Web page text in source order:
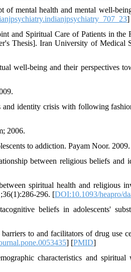
mental health and mental well-
]
and Spiritual Care of Patients in the
Thesis]. Iran University of Medical
well-being and their perspectives
identity crisis with following
2006.
to addiction. Payam Noor. 2009.
between religious beliefs and
spiritual health and religious
296. [DOI:10.1093/heapro/
beliefs in adolescents'
to and facilitators of drug use
] [PMID]
characteristics and spiritual